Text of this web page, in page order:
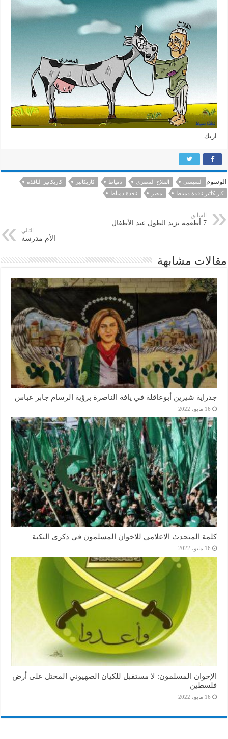
اريك
الوسوم السيسي الفلاح المصري دمياط كاريكاتير
كاريكاتير النافذة
كاريكاتير نافذة دمياط
مصر نافذة دمياط
السابق
7 أطعمة تزيد الطول عند الأطفال..
التالي
الأم مدرسة
مقالات مشابهة
جدراية شيرين أبوعاقلة في يافة الناصرة برؤية الرسام جابر عباس
16 مايو، 2022
كلمة المتحدث الاعلامي للاخوان المسلمون في ذكرى النكبة
16 مايو، 2022
الإخوان المسلمون: لا مستقبل للكيان الصهيوني المحتل على أرض
فلسطين
16 مايو، 2022